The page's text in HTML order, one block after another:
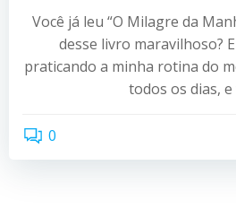
Você já leu “O Milagre da
desse livro maravilhoso?
praticando a minha rotina do
todos os dias, e
0